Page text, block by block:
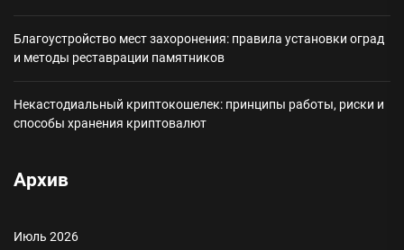
Благоустройство мест захоронения: правила установки оград
и методы реставрации памятников
Некастодиальный криптокошелек: принципы работы, риски и
способы хранения криптовалют
Архив
Июль 2026